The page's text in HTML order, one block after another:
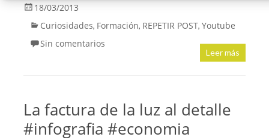
18/03/2013
Curiosidades, Formación, REPETIR POST, Youtube
Sin comentarios
Leer más
La factura de la luz al detalle
#infografia #economia